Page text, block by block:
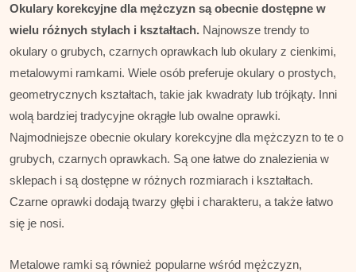
Okulary korekcyjne dla mężczyzn są obecnie dostępne w
wielu różnych stylach i kształtach. Najnowsze trendy to
okulary o grubych, czarnych oprawkach lub okulary z cienkimi,
metalowymi ramkami. Wiele osób preferuje okulary o prostych,
geometrycznych kształtach, takie jak kwadraty lub trójkąty. Inni
wolą bardziej tradycyjne okrągłe lub owalne oprawki.
Najmodniejsze obecnie okulary korekcyjne dla mężczyzn to te o
grubych, czarnych oprawkach. Są one łatwe do znalezienia w
sklepach i są dostępne w różnych rozmiarach i kształtach.
Czarne oprawki dodają twarzy głębi i charakteru, a także łatwo
się je nosi.
Metalowe ramki są również popularne wśród mężczyzn,